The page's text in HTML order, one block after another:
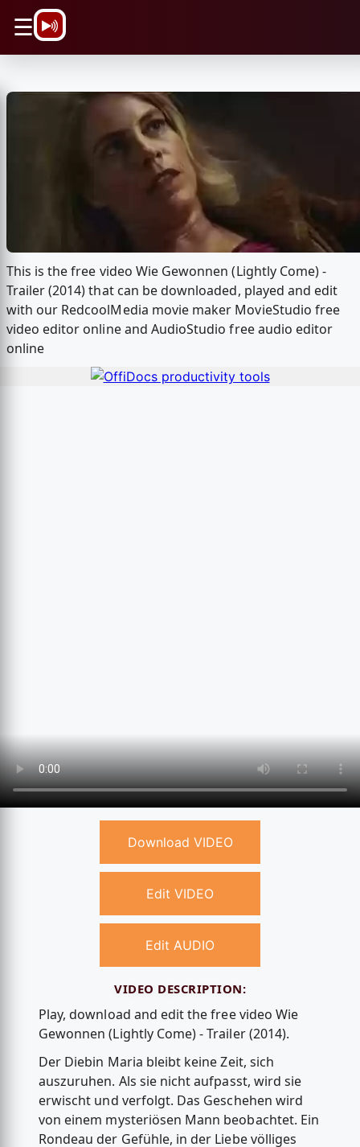
☰
This is the free video Wie Gewonnen (Lightly Come) -
Trailer (2014) that can be downloaded, played and edit
with our RedcoolMedia movie maker MovieStudio free
video editor online and AudioStudio free audio editor
online
Download VIDEO
Edit VIDEO
Edit AUDIO
VIDEO DESCRIPTION:
Play, download and edit the free video Wie
Gewonnen (Lightly Come) - Trailer (2014).
Der Diebin Maria bleibt keine Zeit, sich
auszuruhen. Als sie nicht aufpasst, wird sie
erwischt und verfolgt. Das Geschehen wird
von einem mysteriösen Mann beobachtet. Ein
Rondeau der Gefühle, in der Liebe völliges